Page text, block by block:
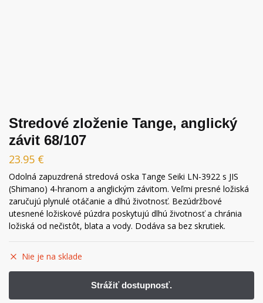
Stredové zloženie Tange, anglický
závit 68/107
23.95 €
Odolná zapuzdrená stredová oska Tange Seiki LN-3922 s JIS
(Shimano) 4-hranom a anglickým závitom. Veľmi presné ložiská
zaručujú plynulé otáčanie a dlhú životnosť. Bezúdržbové
utesnené ložiskové púzdra poskytujú dlhú životnosť a chránia
ložiská od nečistôt, blata a vody. Dodáva sa bez skrutiek.
Nie je na sklade